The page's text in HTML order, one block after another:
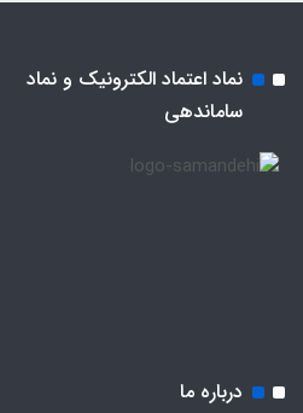
نماد اعتماد الکترونیک و نماد
ساماندهی
درباره ما